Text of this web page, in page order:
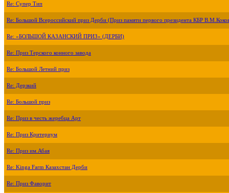
Re: Супер Тип
Re: Большой Всероссийский приз Дерби (Приз памяти первого президента КБР
Re: «БОЛЬШОЙ КАЗАНСКИЙ ПРИЗ» (ДЕРБИ)
Re: Приз Терского конного завода
Re: Большой Летний приз
Re: Дерзкий
Re: Большой приз
Re: Приз в честь жеребца Арт
Re: Приз Критериум
Re: Приз им.Абая
Re: Kinga Farm Казахстан Дерби
Re: Приз Фаворит